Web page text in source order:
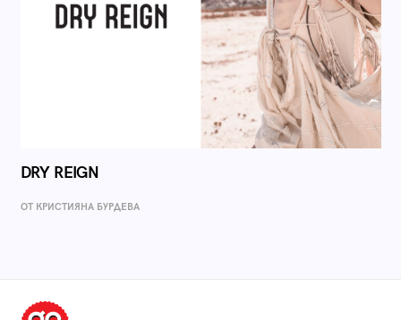
DRY REIGN
ОТ КРИСТИЯНА БУРДЕВА